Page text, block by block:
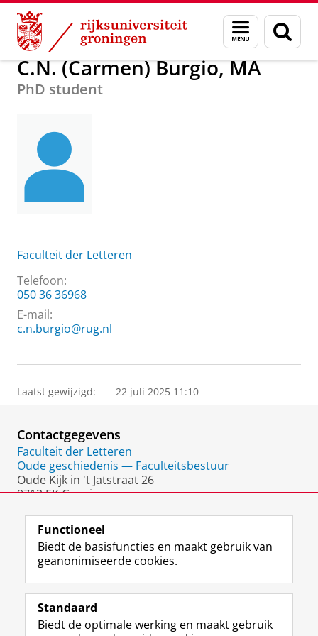
Skip
Content
Skip
Navigation
Menu
en
zoeken
Over ons C.N. (Carmen) Burgio, MA
C.N. (Carmen) Burgio, MA
PhD student
Faculteit der Letteren
Telefoon:
050 36 36968
E-mail:
c.n.burgio@rug.nl
Laatst gewijzigd: 22 juli 2025 11:10
Contactgegevens
Faculteit der Letteren
Oude geschiedenis — Faculteitsbestuur
Oude Kijk in 't Jatstraat 26
9712 EK Groningen
Volg de RUG
F
a
e
L
i
k
R
S
-
I
n
t
Y
o
T
Studiekiezers
Functioneel
Biedt de basisfuncties en maakt gebruik van
geanonimiseerde cookies.
Standaard
Biedt de optimale werking en maakt gebruik